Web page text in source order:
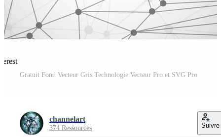
Gratuit Fond Vecteur Gris Technologie Vecteur Pro et SVG Pro
channelart
374 Ressources Suivre